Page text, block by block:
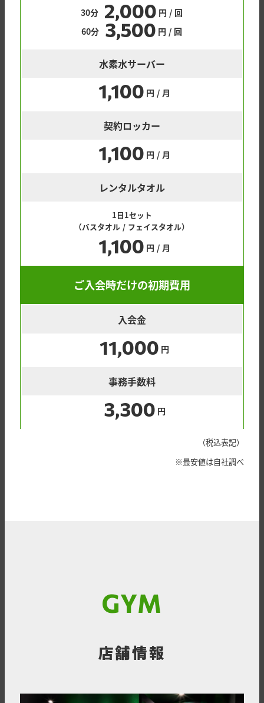
30分 2,000 円 / 回
60分 3,500 円 / 回
水素水サーバー
1,100 円 / 月
契約ロッカー
1,100 円 / 月
レンタルタオル
1日1セット
（バスタオル / フェイスタオル）
1,100 円 / 月
ご入会時だけの初期費用
入会金
11,000 円
事務手数料
3,300 円
（税込表記）
※最安値は自社調べ
GYM
店舗情報